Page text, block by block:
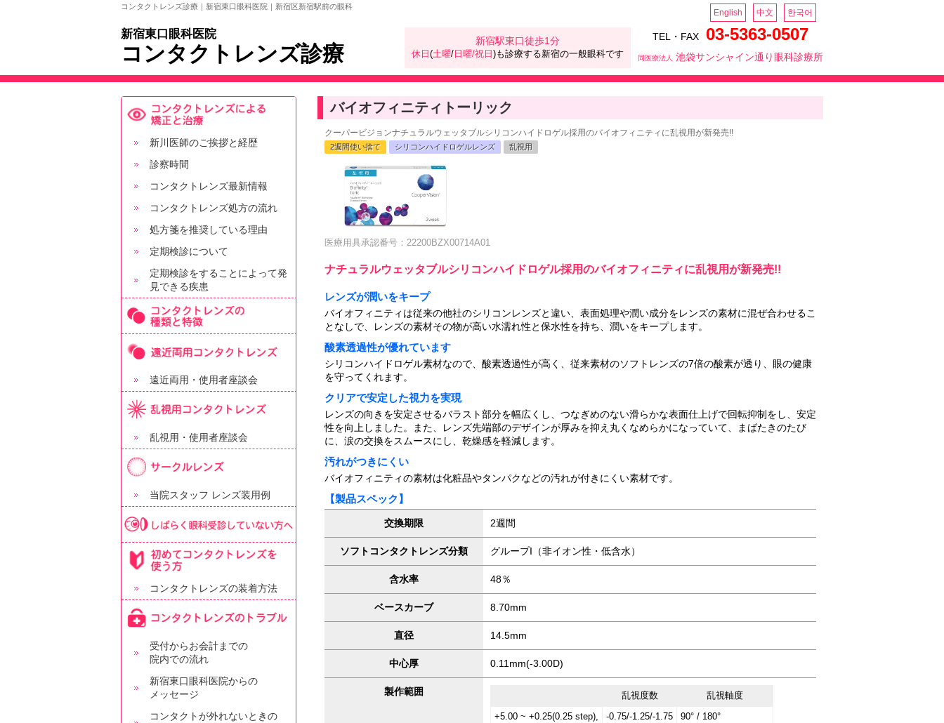
コンタクトレンズ診療｜新宿東口眼科医院｜新宿区新宿駅前の眼科
新宿東口眼科医院
コンタクトレンズ診療
新宿駅東口徒歩1分
休日 (土曜/ 日曜/祝日 )も診療する新宿の一般眼科です
TEL・FAX 03-5363-0507
同医療法人 池袋サンシャイン通り眼科診療所
English 中文 한국어
新川医師のご挨拶と経歴
診察時間
コンタクトレンズ最新情報
コンタクトレンズ処方の流れ
処方箋を推奨している理由
定期検診について
定期検診をすることによって発
見できる疾患
遠近両用・使用者座談会
乱視用・使用者座談会
当院スタッフ レンズ装用例
コンタクトレンズの装着方法
受付からお会計までの
院内での流れ
新宿東口眼科医院からの
メッセージ
コンタクトが外れないときの
バイオフィニティトーリック
クーパービジョンナチュラルウェッタブルシリコンハイドロゲル採用のバイオフィニティに乱視用が新発売!!
2週間使い捨て シリコンハイドロゲルレンズ 乱視用
医療用具承認番号：22200BZX00714A01
ナチュラルウェッタブルシリコンハイドロゲル採用のバイオフィニティに乱視用が新発売!!
レンズが潤いをキープ
バイオフィニティは従来の他社のシリコンレンズと違い、表面処理や潤い成分をレンズの素材に混ぜ合わせるこ
となしで、レンズの素材その物が高い水濡れ性と保水性を持ち、潤いをキープします。
酸素透過性が優れています
シリコンハイドロゲル素材なので、酸素透過性が高く、従来素材のソフトレンズの7倍の酸素が透り、眼の健康
を守ってくれます。
クリアで安定した視力を実現
レンズの向きを安定させるバラスト部分を幅広くし、つなぎめのない滑らかな表面仕上げで回転抑制をし、安定
性を向上しました。また、レンズ先端部のデザインが厚みを抑え丸くなめらかになっていて、まばたきのたび
に、涙の交換をスムースにし、乾燥感を軽減します。
汚れがつきにくい
バイオフィニティの素材は化粧品やタンパクなどの汚れが付きにくい素材です。
【製品スペック】
交換期限 2週間
ソフトコンタクトレンズ分類 グループI（非イオン性・低含水）
含水率 48％
ベースカーブ 8.70mm
直径 14.5mm
中心厚 0.11mm(-3.00D)
製作範囲 乱視度数 乱視軸度
+5.00 ~ +0.25(0.25 step),
-0.75/-1.25/-1.75 90° / 180°